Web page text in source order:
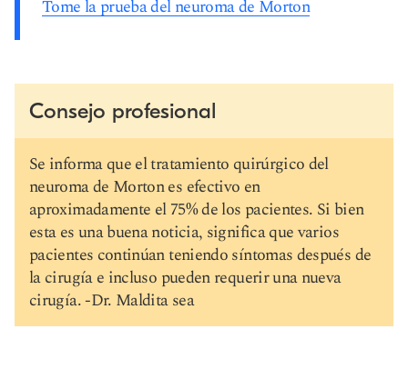
Tome la prueba del neuroma de Morton
Consejo profesional
Se informa que el tratamiento quirúrgico del
neuroma de Morton es efectivo en
aproximadamente el 75% de los pacientes. Si bien
esta es una buena noticia, significa que varios
pacientes continúan teniendo síntomas después de
la cirugía e incluso pueden requerir una nueva
cirugía. -Dr. Maldita sea